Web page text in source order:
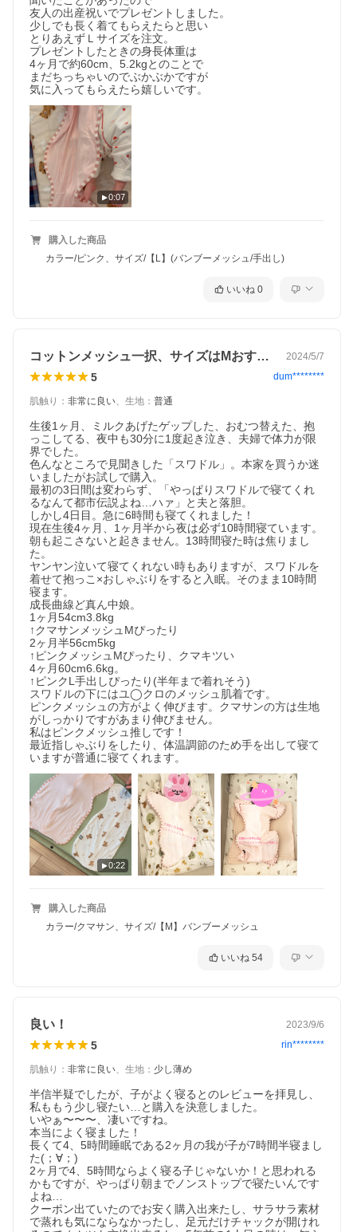
友人の出産祝いでプレゼントしました。
少しでも長く着てもらえたらと思い
とりあえずＬサイズを注文。
プレゼントしたときの身長体重は
4ヶ月で約60cm、5.2kgとのことで
まだちっちゃいのでぶかぶかですが
気に入ってもらえたら嬉しいです。
0:07
購入した商品
カラー/ピンク、サイズ/【L】(バンブーメッシュ/手出し)
いいね 0
コットンメッシュ一択、サイズはMおすすめ 2024/5/7
5 dum********
肌触り ： 非常に良い、 生地 ： 普通
生後1ヶ月、ミルクあげたゲップした、おむつ替えた、抱
っこしてる、夜中も30分に1度起き泣き、夫婦で体力が限
界でした。
色んなところで見聞きした「スワドル」。本家を買うか迷
いましたがお試しで購入。
最初の3日間は変わらず、「やっぱりスワドルで寝てくれ
るなんて都市伝説よね…ハァ」と夫と落胆。
しかし4日目。急に6時間も寝てくれました！
現在生後4ヶ月、1ヶ月半から夜は必ず10時間寝ています。
朝も起こさないと起きません。13時間寝た時は焦りまし
た。
ヤンヤン泣いて寝てくれない時もありますが、スワドルを
着せて抱っこ×おしゃぶりをすると入眠。そのまま10時間
寝ます。
成長曲線ど真ん中娘。
1ヶ月54cm3.8kg
↑クマサンメッシュMぴったり
2ヶ月半56cm5kg
↑ピンクメッシュMぴったり、クマキツい
4ヶ月60cm6.6kg。
↑ピンクL手出しぴったり(半年まで着れそう)
スワドルの下にはユ◯クロのメッシュ肌着です。
ピンクメッシュの方がよく伸びます。クマサンの方は生地
がしっかりですがあまり伸びません。
私はピンクメッシュ推しです！
最近指しゃぶりをしたり、体温調節のため手を出して寝て
いますが普通に寝てくれます。
0:22
購入した商品
カラー/クマサン、サイズ/【M】バンブーメッシュ
いいね 54
良い！ 2023/9/6
5 rin********
肌触り ： 非常に良い、 生地 ： 少し薄め
半信半疑でしたが、子がよく寝るとのレビューを拝見し、
私ももう少し寝たい…と購入を決意しました。
いやぁ〜〜〜、凄いですね。
本当によく寝ました！
長くて4、5時間睡眠である2ヶ月の我が子が7時間半寝まし
た(；∀；)
2ヶ月で4、5時間ならよく寝る子じゃないか！と思われる
かもですが、やっぱり朝までノンストップで寝たいんです
よね…
クーポン出ていたのでお安く購入出来たし、サラサラ素材
で蒸れも気にならなかったし、足元だけチャックが開けれ